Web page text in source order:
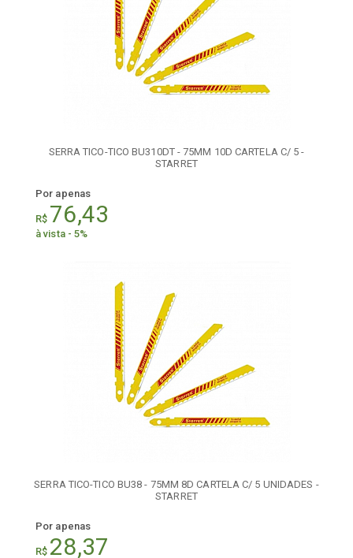
SERRA TICO-TICO BU310DT - 75MM 10D CARTELA C/ 5 -
STARRET
Por apenas
R$ 76,43
à vista - 5%
SERRA TICO-TICO BU38 - 75MM 8D CARTELA C/ 5 UNIDADES -
STARRET
Por apenas
R$ 28,37